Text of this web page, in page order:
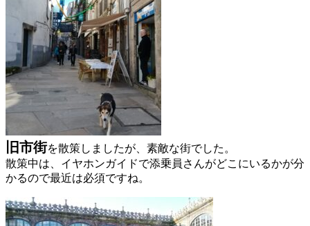
旧市街を散策しましたが、素敵な街でした。
散策中は、 イヤホンガイドで添乗員さんがどこにいるかが分
かるので最近は必須ですね。